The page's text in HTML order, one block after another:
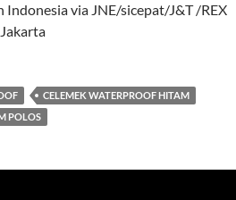
Indonesia via JNE/sicepat/J&T /REX
CELEMEK WATERPROOF HITAM
POLOS